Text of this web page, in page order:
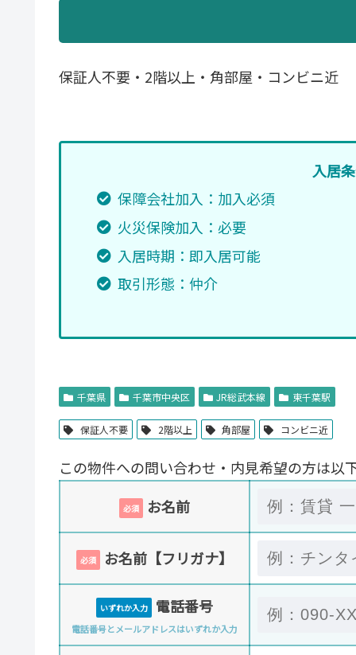
保証人不要・2階以上・角部屋・コンビニ近
入居
保障会社加入：加入必須
火災保険加入：必要
入居時期：即入居可能
取引形態：仲介
千葉県 千葉市中央区 JR総武本線 東千葉駅
保証人不要 2階以上 角部屋 コンビニ近
この物件への問い合わせ・内見希望の方は以
必須 お名前
必須 お名前【フリガナ】
いずれか入力 電話番号
電話番号とメールアドレスはいずれか入力